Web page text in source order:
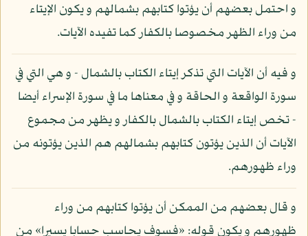
و احتمل بعضهم أن يؤتوا كتابهم بشمالهم و يكون الإيتاء
من وراء الظهر مخصوصا بالكفار كما تفيده الآيات.
و فيه أن الآيات التي تذكر إيتاء الكتاب بالشمال - و هي التي في
سورة الواقعة و الحاقة و في معناها ما في سورة الإسراء أيضا
- تخص إيتاء الكتاب بالشمال بالكفار و يظهر من مجموع
الآيات أن الذين يؤتون كتابهم بشمالهم هم الذين يؤتونه من
وراء ظهورهم.
و قال بعضهم من الممكن أن يؤتوا كتابهم من وراء
ظهورهم و يكون قوله: «فسوف يحاسب حسابا يسيرا» من